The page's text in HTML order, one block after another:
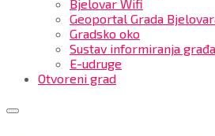
Bjelovar Wifi
Geoportal Grada
Gradsko oko
Sustav informiranja
E-udruge
Otvoreni grad